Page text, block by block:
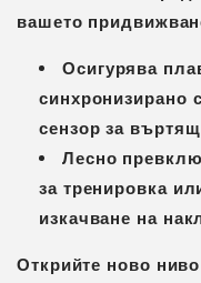
вашето
Осигурява
синхронизирано
сензор за
Лесно
за тренировка
изкачване на
Открийте ново